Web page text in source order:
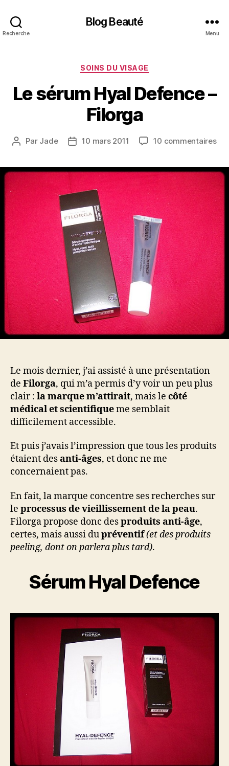
Recherche
Blog Beauté
Menu
Catégories
SOINS DU VISAGE
Le sérum Hyal Defence –
Filorga
Auteur
Par Jade
Date10 mars 2011 10 commentairessur
Le mois dernier, j’ai assisté à une présentation
de Filorga, qui m’a permis d’y voir un peu plus
clair : la marque m’attirait, mais le côté
médical et scientifiqueme semblait
difficilement accessible.
Et puis j’avais l’impression que tous les produits
étaient desanti-âges, et donc ne me
concernaient pas.
En fait, la marque concentre ses recherches sur
le processus de vieillissement de la peau.
Filorga propose donc desproduits anti-âge,
certes, mais aussi dupréventif(et des produits
peeling, dont on parlera plus tard).
Sérum Hyal Defence